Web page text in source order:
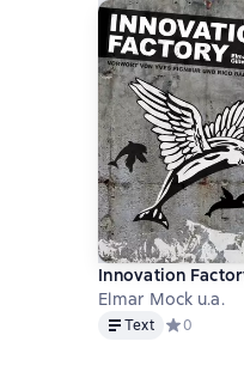
Innovation
Elmar Mock u.a.
TextText Средний
0